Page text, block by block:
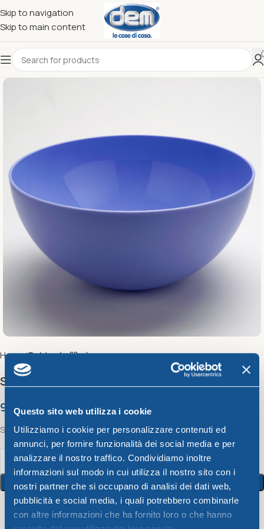
Questo sito web utilizza i cookie
Utilizziamo i cookie per personalizzare contenuti ed
annunci, per fornire funzionalità dei social media e per
analizzare il nostro traffico. Condividiamo inoltre
informazioni sul modo in cui utilizza il nostro sito con i
nostri partner che si occupano di analisi dei dati web,
pubblicità e social media, i quali potrebbero combinarle
con altre informazioni che ha fornito loro o che hanno
Skip to navigation
Skip to main content
Home Bahia
Salad bowl CM. 28 Bahia
9,48€
Salad bowl CM. 28 Bahia
Add To Cart
8 People watching this product now!